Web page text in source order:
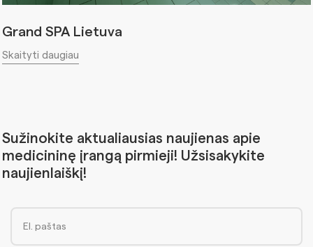
Grand SPA Lietuva
Skaityti daugiau
Sužinokite aktualiausias naujienas apie
medicininę įrangą pirmieji! Užsisakykite
naujienlaiškį!